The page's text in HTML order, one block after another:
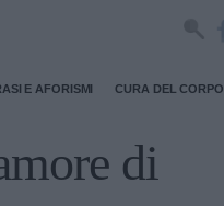
E AFORISMI CURA DEL CORPO
di